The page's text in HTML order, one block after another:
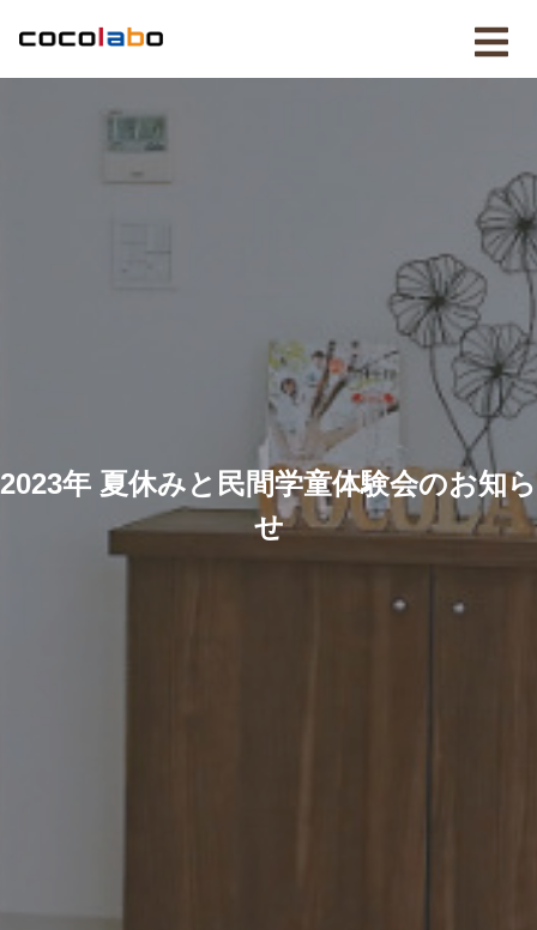
2023年 夏休みと民間学童体験会のお知ら
せ